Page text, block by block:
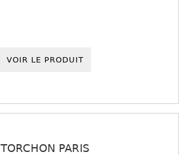
VOIR LE PRODUIT
TORCHON PARIS